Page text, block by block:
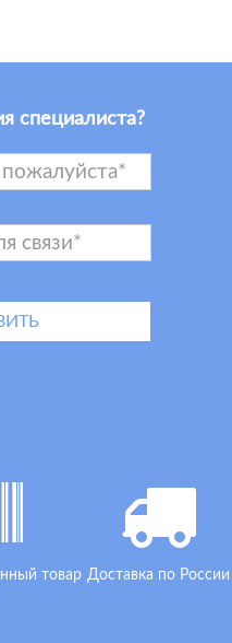
специалиста?
товар Доставка по России